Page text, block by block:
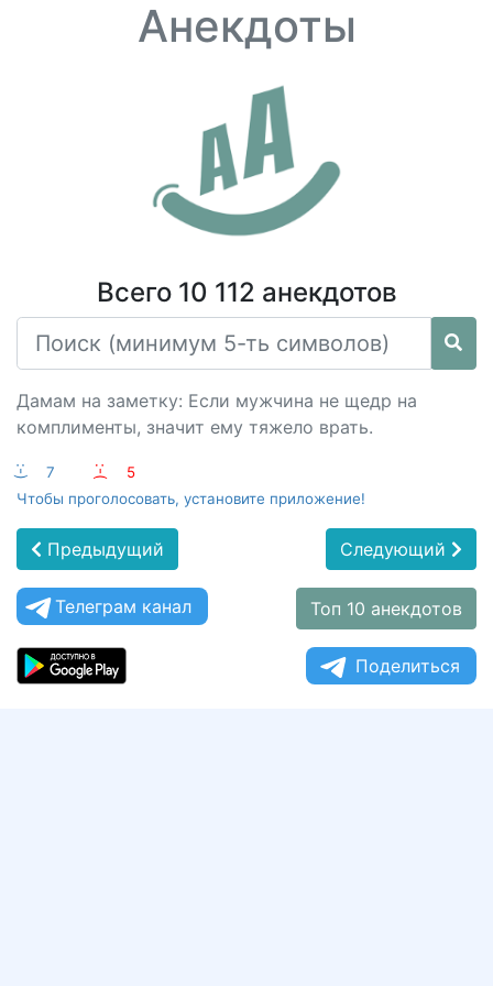
Анекдоты
Всего 10 112 анекдотов
Дамам на заметку: Если мужчина не щедр на
комплименты, значит ему тяжело врать.
:-) 7 :-(
5
Чтобы проголосовать, установите приложение!
Предыдущий Следующий
Телеграм канал Топ 10 анекдотов
Поделиться